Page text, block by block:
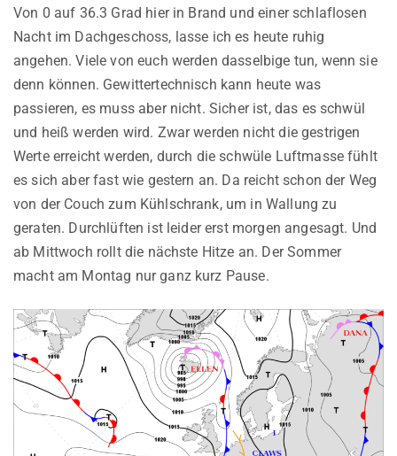
Von 0 auf 36.3 Grad hier in Brand und einer schlaflosen
Nacht im Dachgeschoss, lasse ich es heute ruhig
angehen. Viele von euch werden dasselbige tun, wenn sie
denn können. Gewittertechnisch kann heute was
passieren, es muss aber nicht. Sicher ist, das es schwül
und heiß werden wird. Zwar werden nicht die gestrigen
Werte erreicht werden, durch die schwüle Luftmasse fühlt
es sich aber fast wie gestern an. Da reicht schon der Weg
von der Couch zum Kühlschrank, um in Wallung zu
geraten. Durchlüften ist leider erst morgen angesagt. Und
ab Mittwoch rollt die nächste Hitze an. Der Sommer
macht am Montag nur ganz kurz Pause.